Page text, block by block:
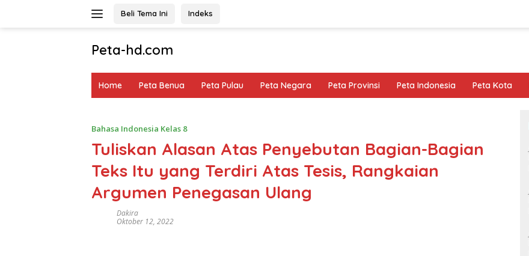
Beli Tema Ini Indeks
Peta-hd.com
Gambar
Home Peta Benua Peta Pulau Peta Negara Peta Provinsi Peta Indonesia Peta Kota
Bahasa Indonesia Kelas 8
Tuliskan Alasan Atas Penyebutan Bagian-Bagian
Teks Itu yang Terdiri Atas Tesis, Rangkaian
Argumen Penegasan Ulang
Dakira
Oktober 12, 2022